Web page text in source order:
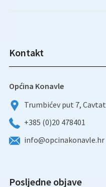
Kontakt
Općina Konavle
Trumbićev put 7, Cavtat
+385 (0)20 478401
info@opcinakonavle.hr
Posljedne objave